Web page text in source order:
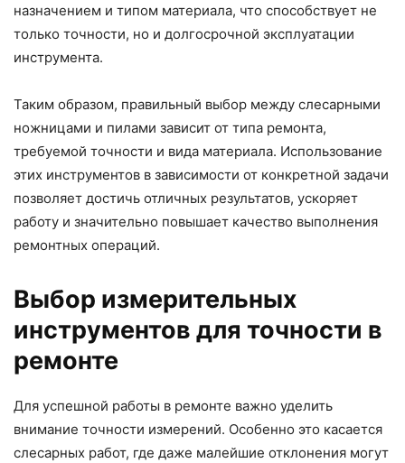
назначением и типом материала, что способствует не
только точности, но и долгосрочной эксплуатации
инструмента.
Таким образом, правильный выбор между слесарными
ножницами и пилами зависит от типа ремонта,
требуемой точности и вида материала. Использование
этих инструментов в зависимости от конкретной задачи
позволяет достичь отличных результатов, ускоряет
работу и значительно повышает качество выполнения
ремонтных операций.
Выбор измерительных
инструментов для точности в
ремонте
Для успешной работы в ремонте важно уделить
внимание точности измерений. Особенно это касается
слесарных работ, где даже малейшие отклонения могут